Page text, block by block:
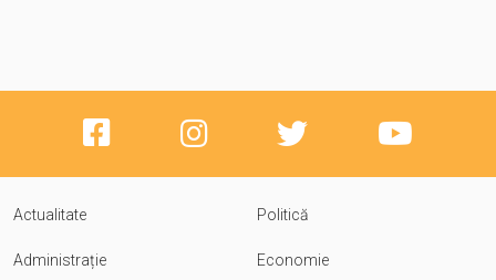
Actualitate Politică
Administrație Economie